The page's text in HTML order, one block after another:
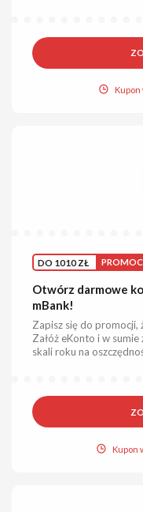
Kupon
DO 1010 ZŁ
Otwórz darmowe
mBank!
Zapisz się do promocji,
Załóż eKonto i w
skali roku na
Kupon